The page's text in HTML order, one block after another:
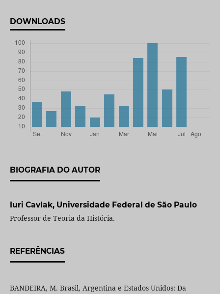
DOWNLOADS
BIOGRAFIA DO AUTOR
Iuri Cavlak, Universidade Federal de São Paulo
Professor de Teoria da História.
REFERÊNCIAS
BANDEIRA, M. Brasil, Argentina e Estados Unidos: Da